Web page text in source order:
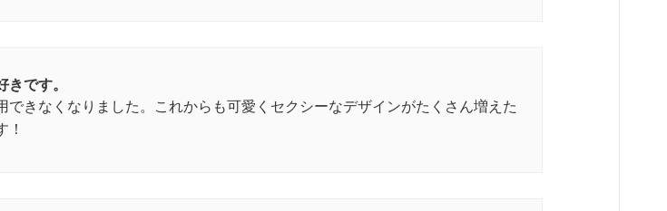
きです。
できなくなりました。これからも可愛くセクシーなデザインがたくさん増えた
！